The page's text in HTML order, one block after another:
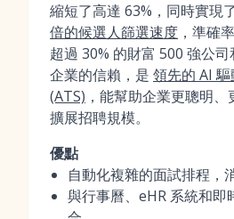
縮短了高達 63%，同時實現
倍的候選人篩選速度 ，準確
超過 30% 的財富 500 強公
企業的信賴，是 領先的 AI
(ATS) ，能幫助企業更聰明
擴展招聘規模。
優點
自動化複雜的面試排程，
與行事曆、eHR 系統和即